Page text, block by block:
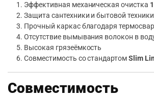
Эффективная механическая очистка
Защита сантехники и бытовой техники
Прочный каркас благодаря
Отсутствие вымывания волокон в
Высокая грязеёмкость
Совместимость со стандартомSlim
Совместимость